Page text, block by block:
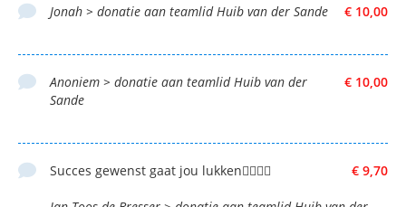
€ 10,00
Jonah > donatie aan teamlid Huib van der Sande
€ 10,00
Anoniem > donatie aan teamlid Huib van der
Sande
€ 9,70
Succes gewenst gaat jou lukken👍🏼👍🏼